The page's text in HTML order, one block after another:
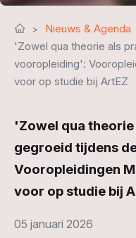
Nieuws & Agenda
'Zowel qua theorie als
vooropleiding':
voor op studie bij ArtEZ
'Zowel qua
gegroeid tijdens
Vooropleidingen
voor op studie bij
05 januari 2026